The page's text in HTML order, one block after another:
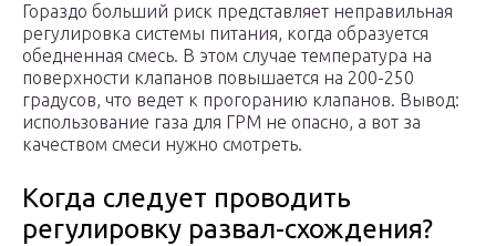
Гораздо больший риск представляет неправильная
регулировка системы питания, когда образуется
обедненная смесь. В этом случае температура на
поверхности клапанов повышается на 200-250
градусов, что ведет к прогоранию клапанов. Вывод:
использование газа для ГРМ не опасно, а вот за
качеством смеси нужно смотреть.
Когда следует проводить
регулировку развал-схождения?